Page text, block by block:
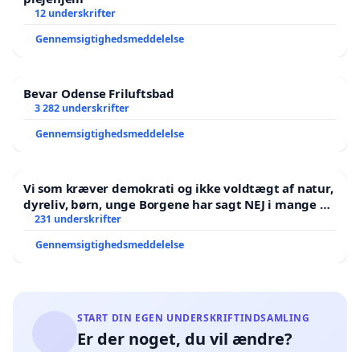
12 underskrifter
Gennemsigtighedsmeddelelse
Bevar Odense Friluftsbad
3 282 underskrifter
Gennemsigtighedsmeddelelse
Vi som kræver demokrati og ikke voldtægt af natur,
dyreliv, børn, unge Borgene har sagt NEJ i mange år.
Der er
231 underskrifter
Gennemsigtighedsmeddelelse
START DIN EGEN UNDERSKRIFTINDSAMLING
Er der noget, du vil ændre?